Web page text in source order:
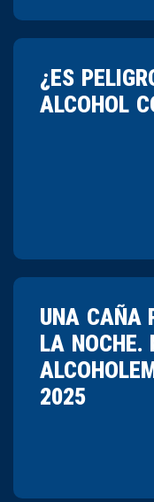
¿ES
ALCOHOL
UNA CAÑA
LA NOCHE.
2025